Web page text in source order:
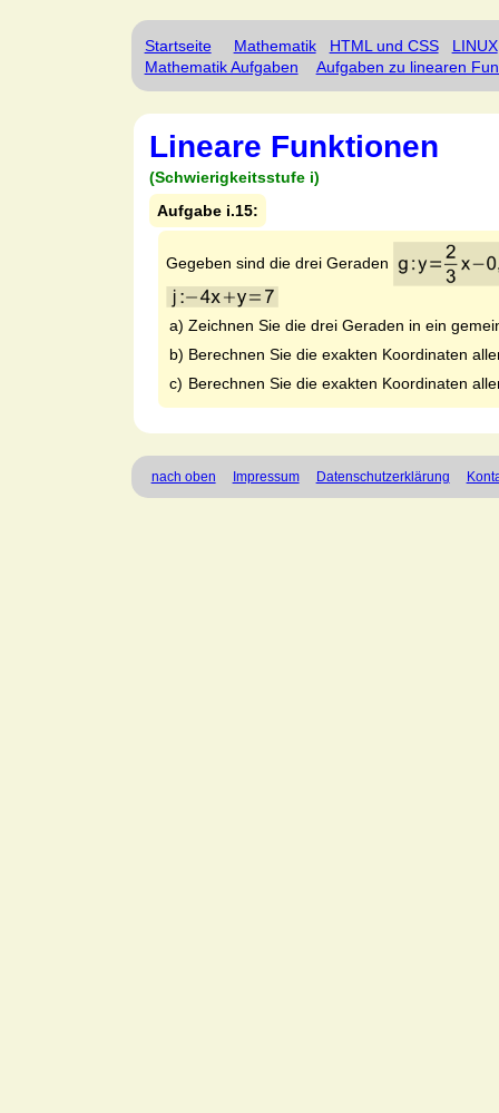
Startseite Mathematik HTML und CSS
LINUX
Mathematik Aufgaben
Aufgaben zu linearen
Lineare Funktionen
(Schwierigkeitsstufe i)
Aufgabe i.15:
Gegeben sind die drei Geraden
a) Zeichnen Sie die drei Geraden in ein
b) Berechnen Sie die exakten Koordinaten
c) Berechnen Sie die exakten Koordinaten
nach oben Impressum Datenschutzerklärung